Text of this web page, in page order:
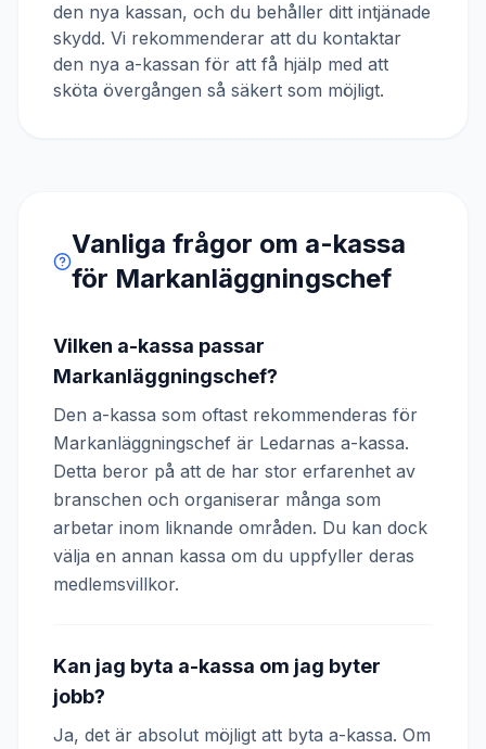
den nya kassan, och du behåller ditt intjänade
skydd. Vi rekommenderar att du kontaktar
den nya a-kassan för att få hjälp med att
sköta övergången så säkert som möjligt.
Vanliga frågor om a-kassa
för Markanläggningschef
Vilken a-kassa passar
Markanläggningschef?
Den a-kassa som oftast rekommenderas för
Markanläggningschef är Ledarnas a-kassa.
Detta beror på att de har stor erfarenhet av
branschen och organiserar många som
arbetar inom liknande områden. Du kan dock
välja en annan kassa om du uppfyller deras
medlemsvillkor.
Kan jag byta a-kassa om jag byter
jobb?
Ja, det är absolut möjligt att byta a-kassa. Om